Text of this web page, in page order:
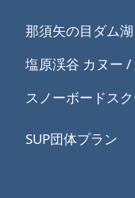
那須矢の目ダム
塩原渓谷 カヌー
スノーボードス
SUP団体プラン